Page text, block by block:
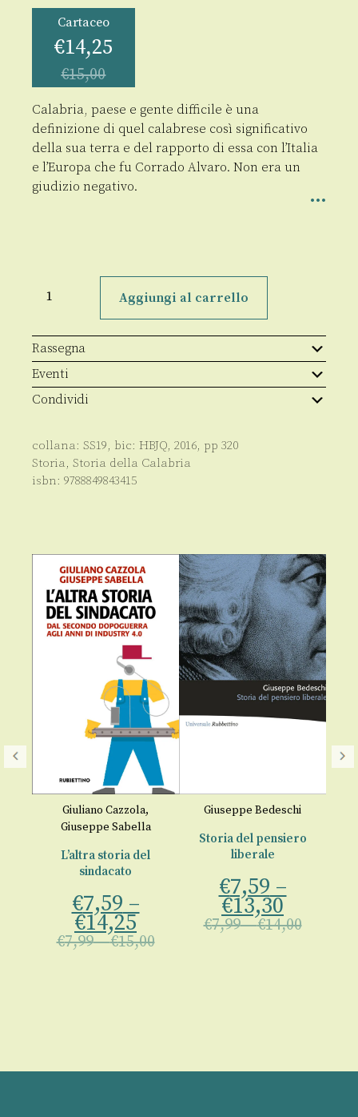
Cartaceo
€14,25
€15,00
Calabria, paese e gente difficile è una
definizione di quel calabrese così significativo
della sua terra e del rapporto di essa con l’Italia
e l’Europa che fu Corrado Alvaro. Non era un
giudizio negativo.
paese
difficile
quantità
Aggiungi al carrello
Rassegna
Eventi
Condividi
collana: SS19, bic: HBJQ, 2016, pp 320
Storia, Storia della Calabria
isbn: 9788849843415
Giuliano Cazzola,
Giuseppe Sabella
L’altra storia del
sindacato
€7,59 –
€14,25
€7,99–€15,00
Giuseppe Bedeschi
Storia del pensiero
liberale
€7,59 –
€13,30
€7,99–€14,00